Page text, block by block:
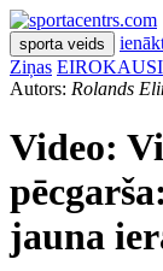
sporta veids
Ziņas EIROKAUSI
Autors: Rolands
Video:
jauna